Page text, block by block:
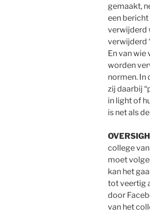
gemaakt,
een
verwijderd
verwijderd
En van
worden
normen. In
zij daarbij
in light of
is net als
college
moet
kan het
tot veertig
door
van het